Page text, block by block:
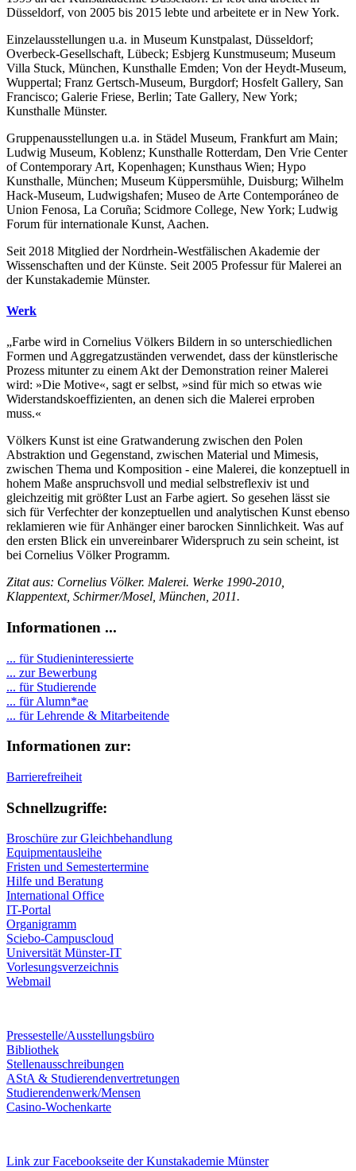
Düsseldorf, von 2005 bis 2015 lebte und arbeitete er in New York.
Einzelausstellungen u.a. in Museum Kunstpalast, Düsseldorf;
Overbeck-Gesellschaft, Lübeck; Esbjerg Kunstmuseum; Museum
Villa Stuck, München, Kunsthalle Emden; Von der Heydt-Museum,
Wuppertal; Franz Gertsch-Museum, Burgdorf; Hosfelt Gallery, San
Francisco; Galerie Friese, Berlin; Tate Gallery, New York;
Kunsthalle Münster.
Gruppenausstellungen u.a. in Städel Museum, Frankfurt am Main;
Ludwig Museum, Koblenz; Kunsthalle Rotterdam, Den Vrie Center
of Contemporary Art, Kopenhagen; Kunsthaus Wien; Hypo
Kunsthalle, München; Museum Küppersmühle, Duisburg; Wilhelm
Hack-Museum, Ludwigshafen; Museo de Arte Contemporáneo de
Union Fenosa, La Coruña; Scidmore College, New York; Ludwig
Forum für internationale Kunst, Aachen.
Seit 2018 Mitglied der Nordrhein-Westfälischen Akademie der
Wissenschaften und der Künste. Seit 2005 Professur für Malerei an
der Kunstakademie Münster.
Werk
„Farbe wird in Cornelius Völkers Bildern in so unterschiedlichen
Formen und Aggregatzuständen verwendet, dass der künstlerische
Prozess mitunter zu einem Akt der Demonstration reiner Malerei
wird: »Die Motive«, sagt er selbst, »sind für mich so etwas wie
Widerstandskoeffizienten, an denen sich die Malerei erproben
muss.«
Völkers Kunst ist eine Gratwanderung zwischen den Polen
Abstraktion und Gegenstand, zwischen Material und Mimesis,
zwischen Thema und Komposition - eine Malerei, die konzeptuell in
hohem Maße anspruchsvoll und medial selbstreflexiv ist und
gleichzeitig mit größter Lust an Farbe agiert. So gesehen lässt sie
sich für Verfechter der konzeptuellen und analytischen Kunst ebenso
reklamieren wie für Anhänger einer barocken Sinnlichkeit. Was auf
den ersten Blick ein unvereinbarer Widerspruch zu sein scheint, ist
bei Cornelius Völker Programm.
Zitat aus: Cornelius Völker. Malerei. Werke 1990-2010,
Klappentext, Schirmer/Mosel, München, 2011.
Informationen ...
... für Studieninteressierte
... zur Bewerbung
... für Studierende
... für Alumn*ae
... für Lehrende & Mitarbeitende
Informationen zur:
Barrierefreiheit
Schnellzugriffe:
Broschüre zur Gleichbehandlung
Equipmentausleihe
Fristen und Semestertermine
Hilfe und Beratung
International Office
IT-Portal
Organigramm
Sciebo-Campuscloud
Universität Münster-IT
Vorlesungsverzeichnis
Webmail
Pressestelle/Ausstellungsbüro
Bibliothek
Stellenausschreibungen
AStA & Studierendenvertretungen
Studierendenwerk/Mensen
Casino-Wochenkarte
Link zur Facebookseite der Kunstakademie Münster